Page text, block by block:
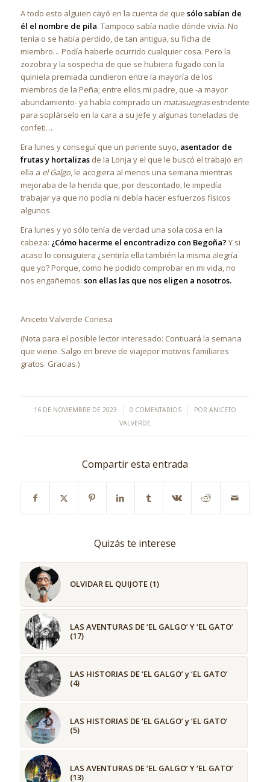
A todo esto alguien cayó en la cuenta de que sólo sabían de
él el nombre de pila. Tampoco sabía nadie dónde vivía. No
tenía o se había perdido, de tan antigua, su ficha de
miembro… Podía haberle ocurrido cualquier cosa. Pero la
zozobra y la sospecha de que se hubiera fugado con la
quiniela premiada cundieron entre la mayoría de los
miembros de la Peña; entre ellos mi padre, que -a mayor
abundamiento- ya había comprado un matasuegrasestridente
para soplárselo en la cara a su jefe y algunas toneladas de
confeti…
Era lunes y conseguí que un pariente suyo, asentador de
frutas y hortalizasde la Lonja y el que le buscó el trabajo en
ella a el Galgo, le acogiera al menos una semana mientras
mejoraba de la herida que, por descontado, le impedía
trabajar ya que no podía ni debía hacer esfuerzos físicos
algunos.
Era lunes y yo sólo tenía de verdad una sola cosa en la
cabeza: ¿Cómo hacerme el encontradizo con Begoña? Y si
acaso lo consiguiera ¿sentiría ella también la misma alegría
que yo? Porque, como he podido comprobar en mi vida, no
nos engañemos: son ellas las que nos eligen a nosotros.
Aniceto Valverde Conesa
(Nota para el posible lector interesado: Contiuará la semana
que viene. Salgo en breve de viajepor motivos familiares
gratos. Gracias.)
16 DE NOVIEMBRE DE 2023
/ 0 COMENTARIOS
/ POR ANICETO
VALVERDE
Compartir esta entrada
Quizás te interese
OLVIDAR EL QUIJOTE (1)
LAS AVENTURAS DE ‘EL GALGO’ Y ‘EL GATO’
(17)
LAS HISTORIAS DE ‘EL GALGO’ y ‘EL GATO’
(4)
LAS HISTORIAS DE ‘EL GALGO’ y ‘EL GATO’
(5)
LAS AVENTURAS DE ‘EL GALGO’ Y ‘EL GATO’
(13)